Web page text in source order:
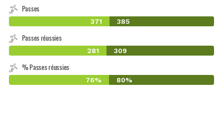
Passes
371 385
Passes réussies
281 309
% Passes réussies
76% 80%